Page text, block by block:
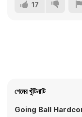
17
গেমের খুঁটিনাটি
Going Ball Hardcore